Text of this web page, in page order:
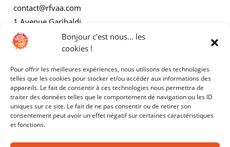
Bonjour c'est nous... les
cookies !
Pour offrir les meilleures expériences, nous utilisons des technologies
telles que les cookies pour stocker et/ou accéder aux informations des
appareils. Le fait de consentir à ces technologies nous permettra de
traiter des données telles que le comportement de navigation ou les ID
uniques sur ce site. Le fait de ne pas consentir ou de retirer son
consentement peut avoir un effet négatif sur certaines caractéristiques
et fonctions.
contact@rfvaa.com
1 Avenue Garibaldi
21000 Dijon
AUTRES
Mentions légales
Politiques de confidentialité